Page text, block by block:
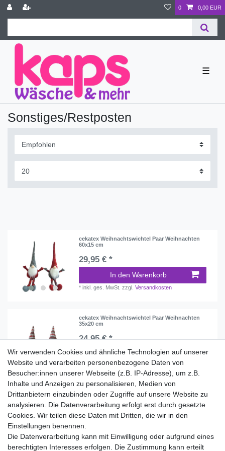
0 0,00 EUR
☰
Sonstiges/Restposten
cekatex Weihnachtswichtel Paar Weihnachten
60x15 cm
29,95 € *
In den Warenkorb
*inkl. ges. MwSt. zzgl.Versandkosten
cekatex Weihnachtswichtel Paar Weihnachten
35x20 cm
24,95 € *
In den Warenkorb
*inkl. ges. MwSt.zzgl.Versandkosten
Wir liefern mit DHL (auch Samstags)
Kostenloser Versand
Wir verwenden Cookies und ähnliche Technologien auf unserer
Website und verarbeiten personenbezogene Daten von
Besucher:innen unserer Webseite (z.B. IP-Adresse), um z.B.
Inhalte und Anzeigen zu personalisieren, Medien von
Drittanbietern einzubinden oder Zugriffe auf unsere Website zu
analysieren. Die Datenverarbeitung erfolgt erst durch gesetzte
Cookies. Wir teilen diese Daten mit Dritten, die wir in den
Einstellungen benennen.
Die Datenverarbeitung kann mit Einwilligung oder aufgrund eines
berechtigten Interesses erfolgen. Die Zustimmung kann erteilt